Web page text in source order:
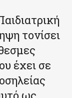
τονίσει
έχει σε